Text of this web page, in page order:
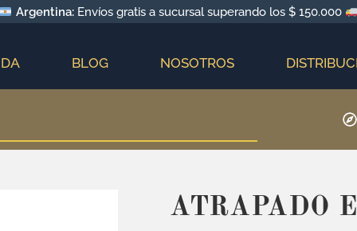
Argentina:Envíos gratis a sucursal superando los $ 150.000
BLOG NOSOTROS
ATRAPADO